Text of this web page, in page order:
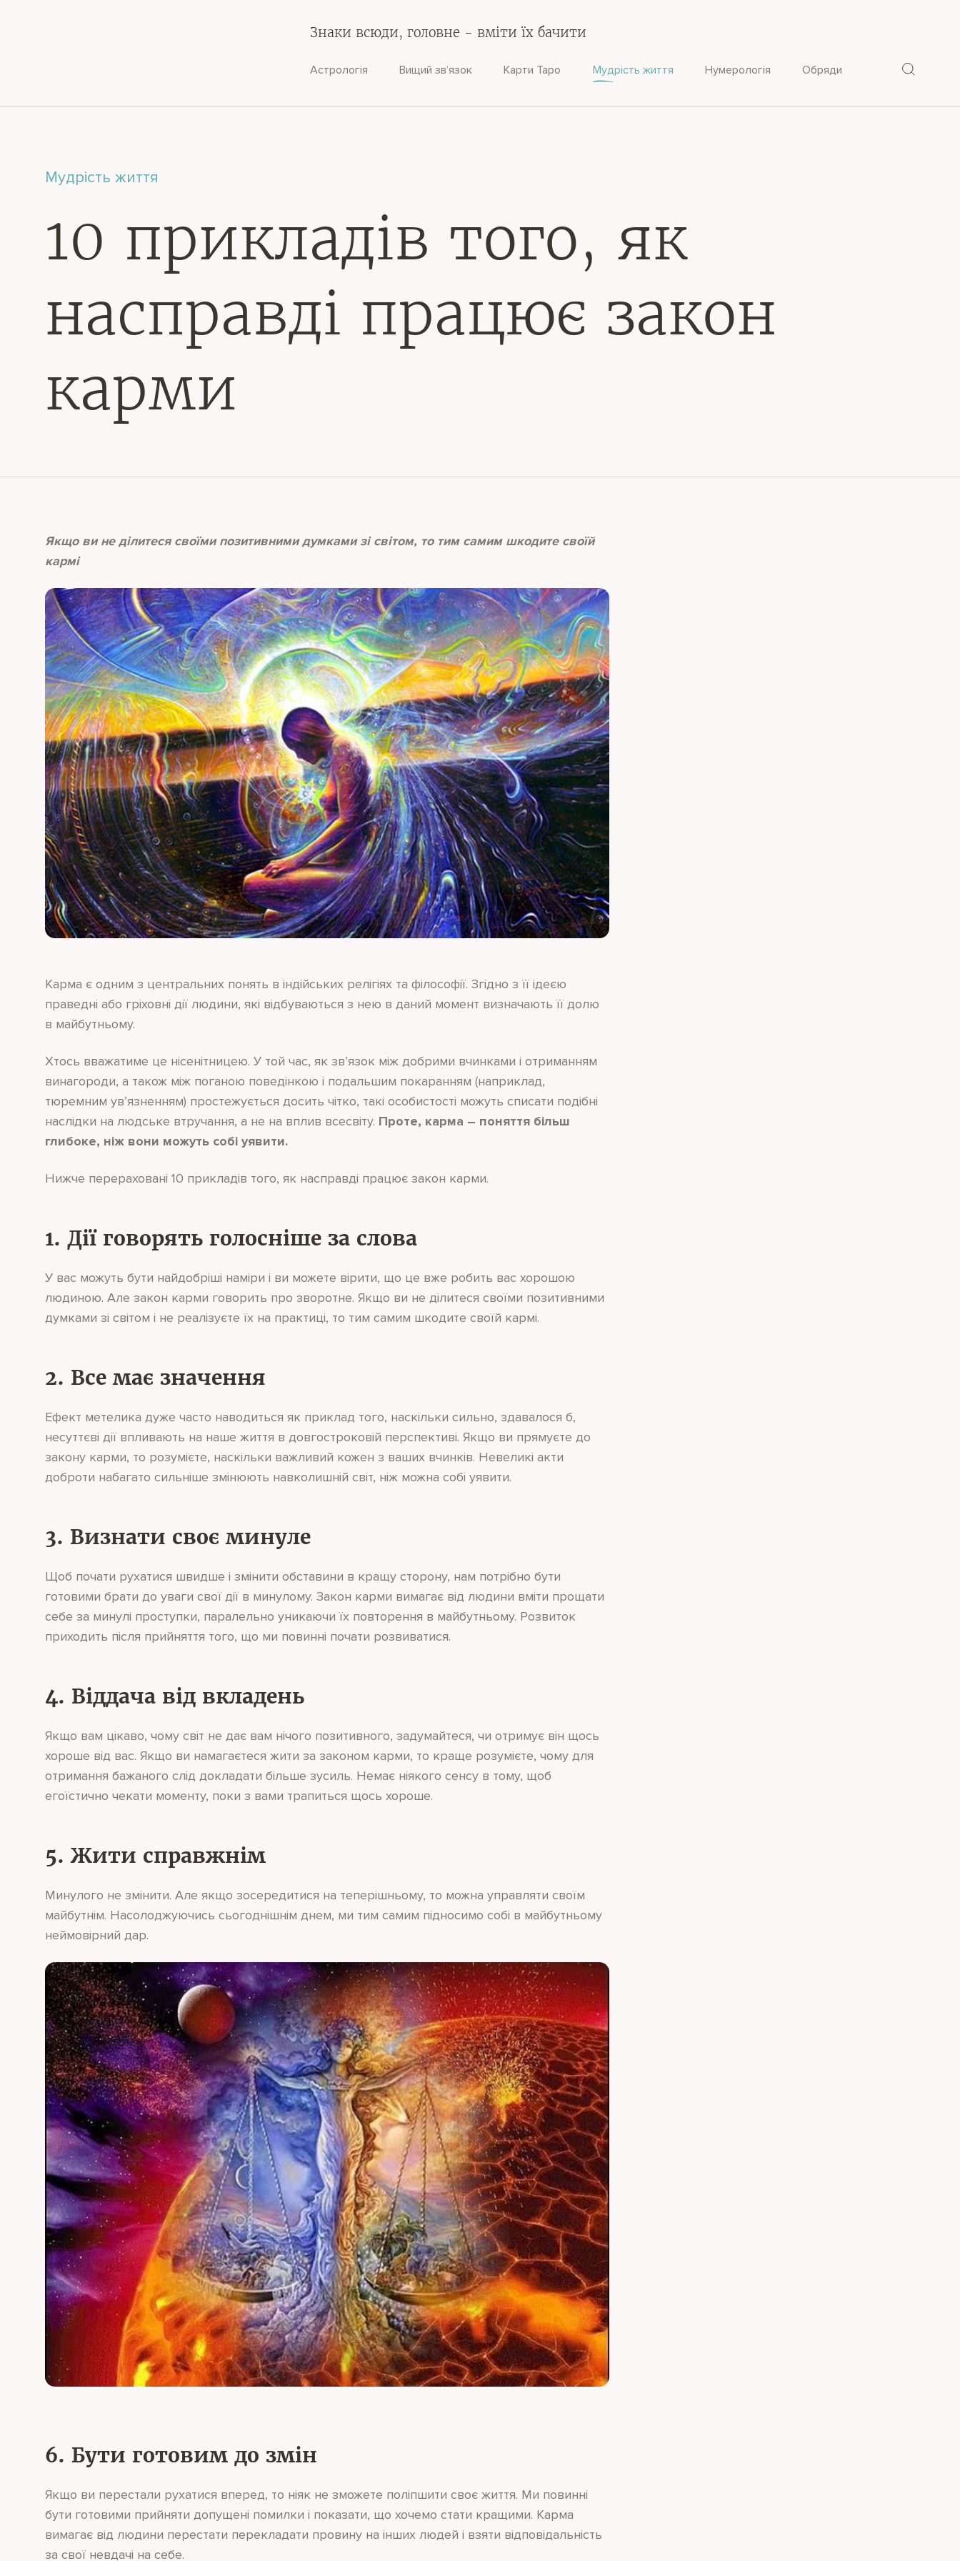
Знаки всюди, головне - вміти їх бачити
Астрологія Вищий зв‘язок Карти Таро Мудрість життя Нумерологія Обряди
Мудрість життя
10 прикладів того, як
насправді працює закон
карми
Якщо ви не ділитеся своїми позитивними думками зі світом, то тим самим шкодите своїй
кармі
Карма є одним з центральних понять в індійських релігіях та філософії. Згідно з її ідеєю
праведні або гріховні дії людини, які відбуваються з нею в даний момент визначають її долю
в майбутньому.
Хтось вважатиме це нісенітницею. У той час, як зв’язок між добрими вчинками і отриманням
винагороди, а також між поганою поведінкою і подальшим покаранням (наприклад,
тюремним ув’язненням) простежується досить чітко, такі особистості можуть списати подібні
наслідки на людське втручання, а не на вплив всесвіту. Проте, карма – поняття більш
глибоке, ніж вони можуть собі уявити.
Нижче перераховані 10 прикладів того, як насправді працює закон карми.
1. Дії говорять голосніше за слова
У вас можуть бути найдобріші наміри і ви можете вірити, що це вже робить вас хорошою
людиною. Але закон карми говорить про зворотне. Якщо ви не ділитеся своїми позитивними
думками зі світом і не реалізуєте їх на практиці, то тим самим шкодите своїй кармі.
2. Все має значення
Ефект метелика дуже часто наводиться як приклад того, наскільки сильно, здавалося б,
несуттєві дії впливають на наше життя в довгостроковій перспективі. Якщо ви прямуєте до
закону карми, то розумієте, наскільки важливий кожен з ваших вчинків. Невеликі акти
доброти набагато сильніше змінюють навколишній світ, ніж можна собі уявити.
3. Визнати своє минуле
Щоб почати рухатися швидше і змінити обставини в кращу сторону, нам потрібно бути
готовими брати до уваги свої дії в минулому. Закон карми вимагає від людини вміти прощати
себе за минулі проступки, паралельно уникаючи їх повторення в майбутньому. Розвиток
приходить після прийняття того, що ми повинні почати розвиватися.
4. Віддача від вкладень
Якщо вам цікаво, чому світ не дає вам нічого позитивного, задумайтеся, чи отримує він щось
хороше від вас. Якщо ви намагаєтеся жити за законом карми, то краще розумієте, чому для
отримання бажаного слід докладати більше зусиль. Немає ніякого сенсу в тому, щоб
егоїстично чекати моменту, поки з вами трапиться щось хороше.
5. Жити справжнім
Минулого не змінити. Але якщо зосередитися на теперішньому, то можна управляти своїм
майбутнім. Насолоджуючись сьогоднішнім днем, ми тим самим підносимо собі в майбутньому
неймовірний дар.
6. Бути готовим до змін
Якщо ви перестали рухатися вперед, то ніяк не зможете поліпшити своє життя. Ми повинні
бути готовими прийняти допущені помилки і показати, що хочемо стати кращими. Карма
вимагає від людини перестати перекладати провину на інших людей і взяти відповідальність
за свої невдачі на себе.